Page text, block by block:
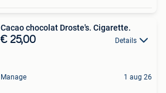
Cacao chocolat Droste's. Cigarette.
€ 25,00 Details
Manage 1 aug 26